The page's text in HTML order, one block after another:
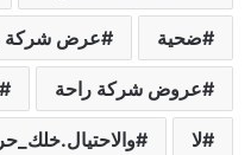
ضحية عرض شركة
عروض شركة راحة
لا